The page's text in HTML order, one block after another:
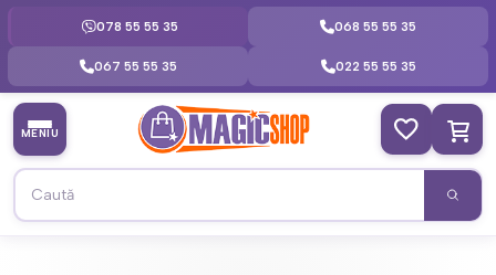
078 55 55 35 068 55 55 35
067 55 55 35 022 55 55 35
MENIU